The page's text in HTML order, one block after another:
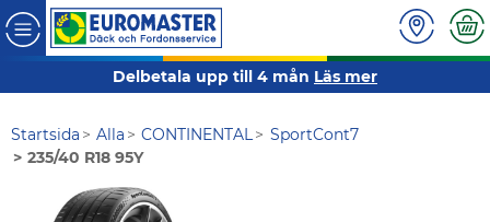
Delbetala upp till 4 mån Läs mer
Startsida Alla CONTINENTAL
SportCont7
235/40 R18 95Y